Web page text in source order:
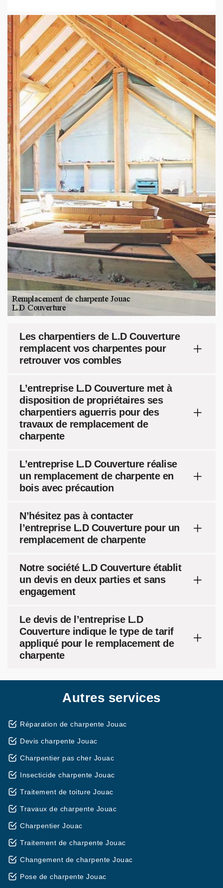
Les charpentiers de L.D Couverture
remplacent vos charpentes pour
retrouver vos combles
L’entreprise L.D Couverture met à
disposition de propriétaires ses
charpentiers aguerris pour des
travaux de remplacement de
charpente
L’entreprise L.D Couverture réalise
un remplacement de charpente en
bois avec précaution
N’hésitez pas à contacter
l’entreprise L.D Couverture pour un
remplacement de charpente
Notre société L.D Couverture établit
un devis en deux parties et sans
engagement
Le devis de l’entreprise L.D
Couverture indique le type de tarif
appliqué pour le remplacement de
charpente
Autres services
Réparation de charpente Jouac
Devis charpente Jouac
Charpentier pas cher Jouac
Insecticide charpente Jouac
Traitement de toiture Jouac
Travaux de charpente Jouac
Charpentier Jouac
Traitement de charpente Jouac
Changement de charpente Jouac
Pose de charpente Jouac